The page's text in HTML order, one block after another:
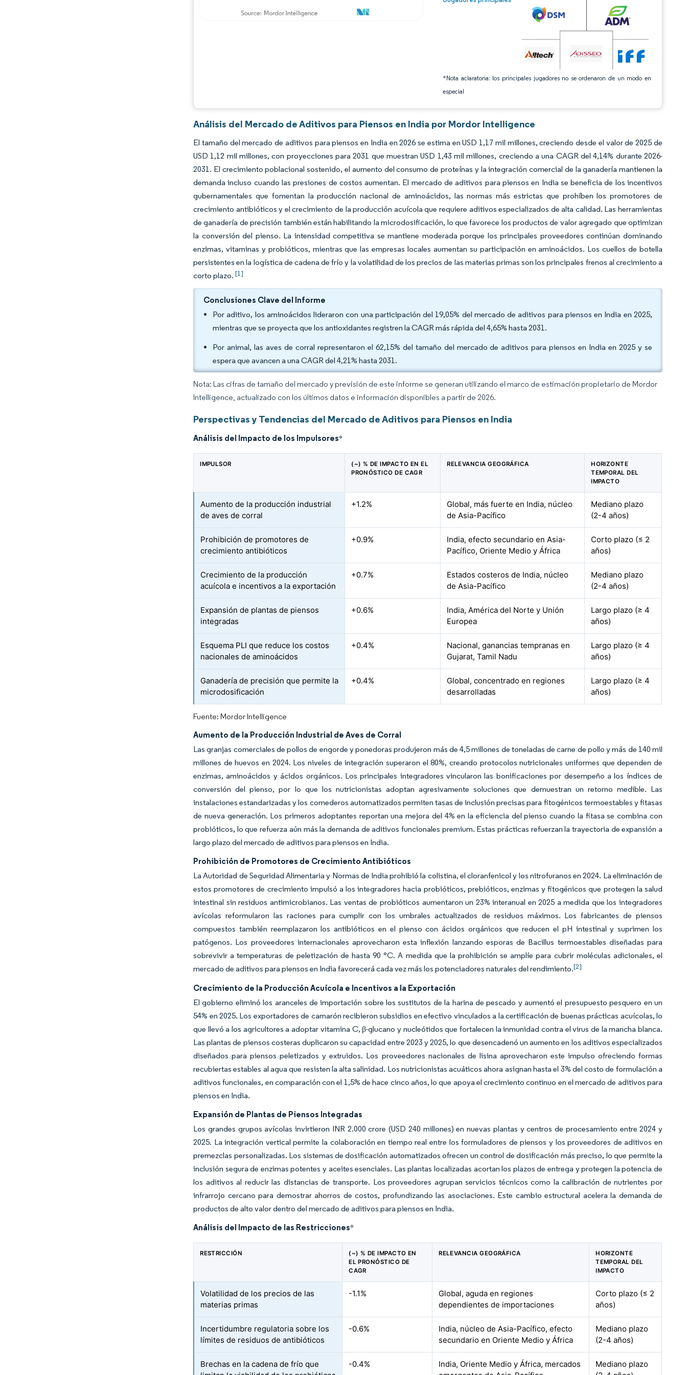
*Nota aclaratoria: los principales jugadores no se ordenaron de un modo en
especial
Análisis del Mercado de Aditivos para Piensos en India por Mordor Intelligence
El tamaño del mercado de aditivos para piensos en India en 2026 se estima en USD 1,17 mil millones, creciendo desde el valor de 2025 de
USD 1,12 mil millones, con proyecciones para 2031 que muestran USD 1,43 mil millones, creciendo a una CAGR del 4,14% durante 2026-
2031. El crecimiento poblacional sostenido, el aumento del consumo de proteínas y la integración comercial de la ganadería mantienen la
demanda incluso cuando las presiones de costos aumentan. El mercado de aditivos para piensos en India se beneficia de los incentivos
gubernamentales que fomentan la producción nacional de aminoácidos, las normas más estrictas que prohíben los promotores de
crecimiento antibióticos y el crecimiento de la producción acuícola que requiere aditivos especializados de alta calidad. Las herramientas
de ganadería de precisión también están habilitando la microdosificación, lo que favorece los productos de valor agregado que optimizan
la conversión del pienso. La intensidad competitiva se mantiene moderada porque los principales proveedores continúan dominando
enzimas, vitaminas y probióticos, mientras que las empresas locales aumentan su participación en aminoácidos. Los cuellos de botella
persistentes en la logística de cadena de frío y la volatilidad de los precios de las materias primas son los principales frenos al crecimiento a
corto plazo.[1]
Conclusiones Clave del Informe
Por aditivo, los aminoácidos lideraron con una participación del 19,05% del mercado de aditivos para piensos en India en 2025,
mientras que se proyecta que los antioxidantes registren la CAGR más rápida del 4,65% hasta 2031.
Por animal, las aves de corral representaron el 62,15% del tamaño del mercado de aditivos para piensos en India en 2025 y se
espera que avancen a una CAGR del 4,21% hasta 2031.
Nota: Las cifras de tamaño del mercado y previsión de este informe se generan utilizando el marco de estimación propietario de Mordor
Intelligence, actualizado con los últimos datos e información disponibles a partir de 2026.
Perspectivas y Tendencias del Mercado de Aditivos para Piensos en India
Análisis del Impacto de los Impulsores*
IMPULSOR
(~) % DE IMPACTO EN EL
PRONÓSTICO DE CAGR
RELEVANCIA GEOGRÁFICA
HORIZONTE
TEMPORAL DEL
IMPACTO
Aumento de la producción industrial
de aves de corral
+1.2%
Global, más fuerte en India, núcleo
de Asia-Pacífico
Mediano plazo
(2-4 años)
Prohibición de promotores de
crecimiento antibióticos
+0.9%
India, efecto secundario en Asia-
Pacífico, Oriente Medio y África
Corto plazo (≤ 2
años)
Crecimiento de la producción
acuícola e incentivos a la exportación
+0.7%
Estados costeros de India, núcleo
de Asia-Pacífico
Mediano plazo
(2-4 años)
Expansión de plantas de piensos
integradas
+0.6%
India, América del Norte y Unión
Europea
Largo plazo (≥ 4
años)
Esquema PLI que reduce los costos
nacionales de aminoácidos
+0.4%
Nacional, ganancias tempranas en
Gujarat, Tamil Nadu
Largo plazo (≥ 4
años)
Ganadería de precisión que permite la
microdosificación
+0.4%
Global, concentrado en regiones
desarrolladas
Largo plazo (≥ 4
años)
Fuente: Mordor Intelligence
Aumento de la Producción Industrial de Aves de Corral
Las granjas comerciales de pollos de engorde y ponedoras produjeron más de 4,5 millones de toneladas de carne de pollo y más de 140 mil
millones de huevos en 2024. Los niveles de integración superaron el 80%, creando protocolos nutricionales uniformes que dependen de
enzimas, aminoácidos y ácidos orgánicos. Los principales integradores vincularon las bonificaciones por desempeño a los índices de
conversión del pienso, por lo que los nutricionistas adoptan agresivamente soluciones que demuestran un retorno medible. Las
instalaciones estandarizadas y los comederos automatizados permiten tasas de inclusión precisas para fitogénicos termoestables y fitasas
de nueva generación. Los primeros adoptantes reportan una mejora del 4% en la eficiencia del pienso cuando la fitasa se combina con
probióticos, lo que refuerza aún más la demanda de aditivos funcionales premium. Estas prácticas refuerzan la trayectoria de expansión a
largo plazo del mercado de aditivos para piensos en India.
Prohibición de Promotores de Crecimiento Antibióticos
La Autoridad de Seguridad Alimentaria y Normas de India prohibió la colistina, el cloranfenicol y los nitrofuranos en 2024. La eliminación de
estos promotores de crecimiento impulsó a los integradores hacia probióticos, prebióticos, enzimas y fitogénicos que protegen la salud
intestinal sin residuos antimicrobianos. Las ventas de probióticos aumentaron un 23% interanual en 2025 a medida que los integradores
avícolas reformularon las raciones para cumplir con los umbrales actualizados de residuos máximos. Los fabricantes de piensos
compuestos también reemplazaron los antibióticos en el pienso con ácidos orgánicos que reducen el pH intestinal y suprimen los
patógenos. Los proveedores internacionales aprovecharon esta inflexión lanzando esporas de Bacillus termoestables diseñadas para
sobrevivir a temperaturas de peletización de hasta 90 °C. A medida que la prohibición se amplíe para cubrir moléculas adicionales, el
mercado de aditivos para piensos en India favorecerá cada vez más los potenciadores naturales del rendimiento.[2]
Crecimiento de la Producción Acuícola e Incentivos a la Exportación
El gobierno eliminó los aranceles de importación sobre los sustitutos de la harina de pescado y aumentó el presupuesto pesquero en un
54% en 2025. Los exportadores de camarón recibieron subsidios en efectivo vinculados a la certificación de buenas prácticas acuícolas, lo
que llevó a los agricultores a adoptar vitamina C, β-glucano y nucleótidos que fortalecen la inmunidad contra el virus de la mancha blanca.
Las plantas de piensos costeras duplicaron su capacidad entre 2023 y 2025, lo que desencadenó un aumento en los aditivos especializados
diseñados para piensos peletizados y extruidos. Los proveedores nacionales de lisina aprovecharon este impulso ofreciendo formas
recubiertas estables al agua que resisten la alta salinidad. Los nutricionistas acuáticos ahora asignan hasta el 3% del costo de formulación a
aditivos funcionales, en comparación con el 1,5% de hace cinco años, lo que apoya el crecimiento continuo en el mercado de aditivos para
piensos en India.
Expansión de Plantas de Piensos Integradas
Los grandes grupos avícolas invirtieron INR 2.000 crore (USD 240 millones) en nuevas plantas y centros de procesamiento entre 2024 y
2025. La integración vertical permite la colaboración en tiempo real entre los formuladores de piensos y los proveedores de aditivos en
premezclas personalizadas. Los sistemas de dosificación automatizados ofrecen un control de dosificación más preciso, lo que permite la
inclusión segura de enzimas potentes y aceites esenciales. Las plantas localizadas acortan los plazos de entrega y protegen la potencia de
los aditivos al reducir las distancias de transporte. Los proveedores agrupan servicios técnicos como la calibración de nutrientes por
infrarrojo cercano para demostrar ahorros de costos, profundizando las asociaciones. Este cambio estructural acelera la demanda de
productos de alto valor dentro del mercado de aditivos para piensos en India.
Análisis del Impacto de las Restricciones*
RESTRICCIÓN
(~) % DE IMPACTO EN
EL PRONÓSTICO DE
CAGR
RELEVANCIA GEOGRÁFICA
HORIZONTE
TEMPORAL DEL
IMPACTO
Volatilidad de los precios de las
materias primas
-1.1%
Global, aguda en regiones
dependientes de importaciones
Corto plazo (≤ 2
años)
Incertidumbre regulatoria sobre los
límites de residuos de antibióticos
-0.6%
India, núcleo de Asia-Pacífico, efecto
secundario en Oriente Medio y África
Mediano plazo
(2-4 años)
Brechas en la cadena de frío que
-0.4%
India, Oriente Medio y África, mercados
Mediano plazo